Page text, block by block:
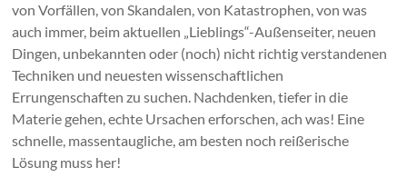
von Vorfällen, von Skandalen, von Katastrophen, von was
auch immer, beim aktuellen „Lieblings“-Außenseiter, neuen
Dingen, unbekannten oder (noch) nicht richtig verstandenen
Techniken und neuesten wissenschaftlichen
Errungenschaften zu suchen. Nachdenken, tiefer in die
Materie gehen, echte Ursachen erforschen, ach was! Eine
schnelle, massentaugliche, am besten noch reißerische
Lösung muss her!